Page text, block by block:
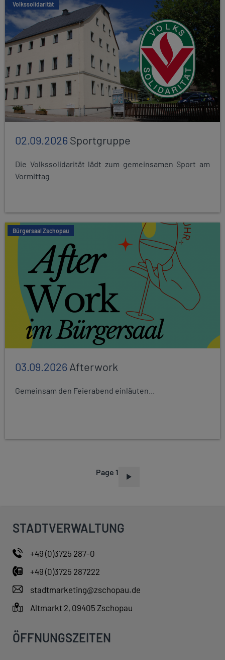
Volkssolidarität
02.09.2026Sportgruppe
Die Volkssolidarität lädt zum gemeinsamen Sport am
Vormittag
Bürgersaal Zschopau
03.09.2026Afterwork
Gemeinsam den Feierabend einläuten...
Page 1
STADTVERWALTUNG
+49 (0)3725 287-0
+49 (0)3725 287222
stadtmarketing@zschopau.de
Altmarkt 2, 09405 Zschopau
ÖFFNUNGSZEITEN